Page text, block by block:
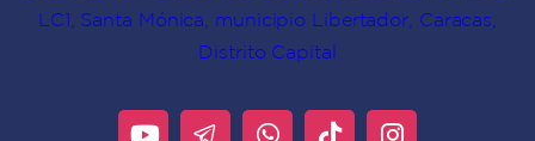
LC1, Santa Mónica, municipio Libertador, Caracas,
Distrito Capital